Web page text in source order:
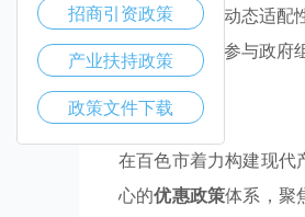
政策实施强调动态适配
建议企业定期参与政府
在百色市着力构建现代
心的优惠政策体系，聚
招商引资政策
产业扶持政策
政策文件下载